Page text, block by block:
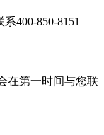
400-850-8151
在第一时间与您联